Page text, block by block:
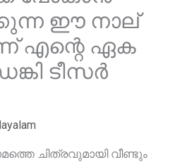
ഈ നാല്
എന്റെ ഏക
ടീസർ
ചിത്രവുമായി വീണ്ടും